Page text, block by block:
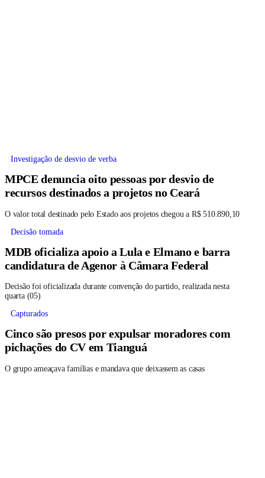
Investigação de desvio de verba
MPCE denuncia oito pessoas por desvio de
recursos destinados a projetos no Ceará
O valor total destinado pelo Estado aos projetos chegou a R$ 510.890,10
Decisão tomada
MDB oficializa apoio a Lula e Elmano e barra
candidatura de Agenor à Câmara Federal
Decisão foi oficializada durante convenção do partido, realizada nesta
quarta (05)
Capturados
Cinco são presos por expulsar moradores com
pichações do CV em Tianguá
O grupo ameaçava famílias e mandava que deixassem as casas